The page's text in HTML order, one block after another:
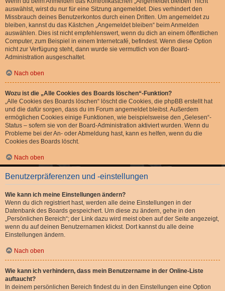
auswählst, wirst du nur für eine Sitzung angemeldet. Dies verhindert den
Missbrauch deines Benutzerkontos durch einen Dritten. Um angemeldet zu
bleiben, kannst du das Kästchen „Angemeldet bleiben“ beim Anmelden
auswählen. Dies ist nicht empfehlenswert, wenn du dich an einem öffentlichen
Computer, zum Beispiel in einem Internetcafé, befindest. Wenn diese Option
nicht zur Verfügung steht, dann wurde sie vermutlich von der Board-
Administration ausgeschaltet.
Nach oben
Wozu ist die „Alle Cookies des Boards löschen“-Funktion?
„Alle Cookies des Boards löschen“ löscht die Cookies, die phpBB erstellt hat
und die dafür sorgen, dass du im Forum angemeldet bleibst. Außerdem
ermöglichen Cookies einige Funktionen, wie beispielsweise den „Gelesen“-
Status – sofern sie von der Board-Administration aktiviert wurden. Wenn du
Probleme bei der An- oder Abmeldung hast, kann es helfen, wenn du die
Cookies des Boards löscht.
Nach oben
Benutzerpräferenzen und -einstellungen
Wie kann ich meine Einstellungen ändern?
Wenn du dich registriert hast, werden alle deine Einstellungen in der
Datenbank des Boards gespeichert. Um diese zu ändern, gehe in den
„Persönlichen Bereich“; der Link dazu wird meist oben auf der Seite angezeigt,
wenn du auf deinen Benutzernamen klickst. Dort kannst du alle deine
Einstellungen ändern.
Nach oben
Wie kann ich verhindern, dass mein Benutzername in der Online-Liste
auftaucht?
In deinem persönlichen Bereich findest du in den Einstellungen eine Option